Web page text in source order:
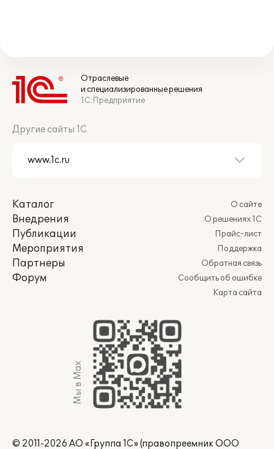
Отраслевые
и специализированные решения
1С:Предприятие
Другие сайты 1С
Каталог
Внедрения
Публикации
Мероприятия
Партнеры
Форум
О сайте
О решениях 1С
Прайс-лист
Поддержка
Обратная связь
Сообщить об ошибке
Карта сайта
Мы в Max
© 2011-2026 АО «Группа 1С» (правопреемник ООО